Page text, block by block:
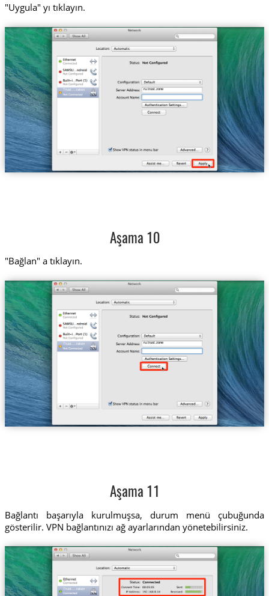
"Uygula" yı tıklayın.
Trust....ration ru.trust.zone
Aşama 10
"Bağlan" a tıklayın.
Trust....ration ru.trust.zone
Aşama 11
Bağlantı başarıyla kurulmuşsa, durum menü çubuğunda
gösterilir. VPN bağlantınızı ağ ayarlarından yönetebilirsiniz.
Trust....ration